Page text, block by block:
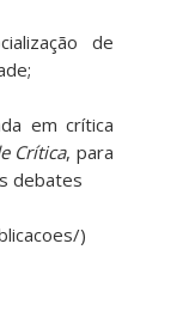
de
em crítica
Crítica, para
debates
)